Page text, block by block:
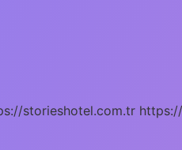
storieshotel.com.tr